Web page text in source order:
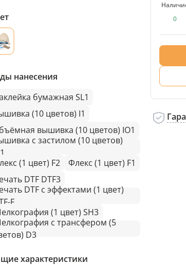
нанесения
бумажная SL1
(10 цветов) I1
вышивка (10 цветов) IO1
с застилом (10 цветов)
(1 цвет) F2
Флекс (1 цвет) F1
DTF DTF3
DTF с эффектами (1 цвет)
F
(1 цвет) SH3
с трансфером (5
D3
характеристики
0